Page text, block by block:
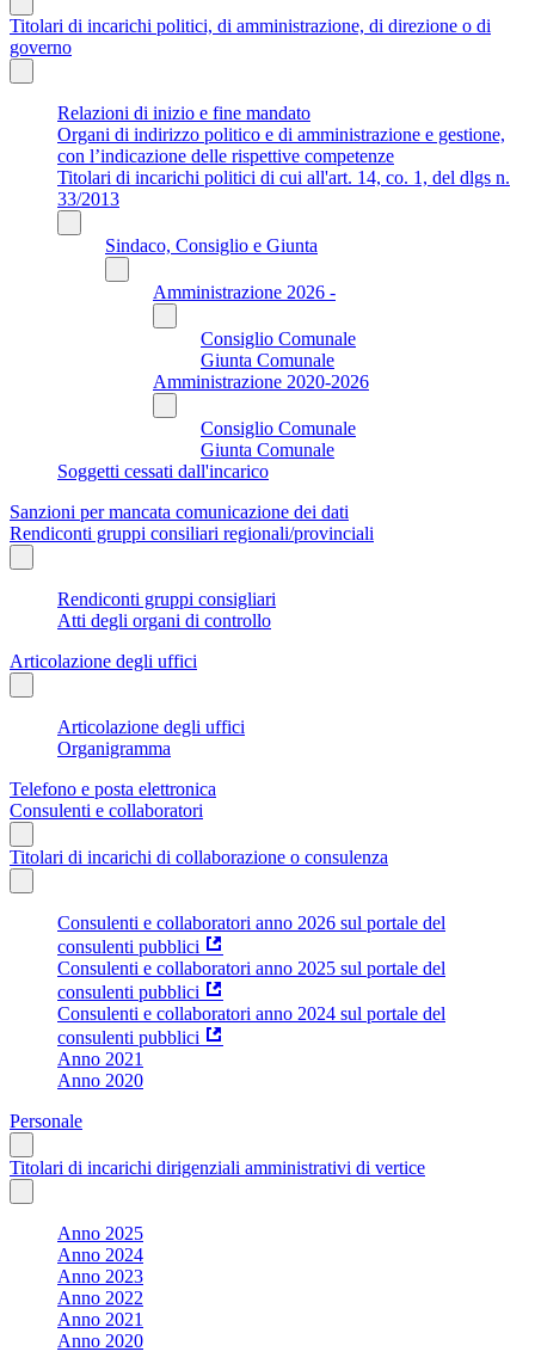
Titolari di incarichi politici, di amministrazione, di direzione o di
governo
Relazioni di inizio e fine mandato
Organi di indirizzo politico e di amministrazione e gestione,
con l’indicazione delle rispettive competenze
Titolari di incarichi politici di cui all'art. 14, co. 1, del dlgs n.
33/2013
Sindaco, Consiglio e Giunta
Amministrazione 2026 -
Consiglio Comunale
Giunta Comunale
Amministrazione 2020-2026
Consiglio Comunale
Giunta Comunale
Soggetti cessati dall'incarico
Sanzioni per mancata comunicazione dei dati
Rendiconti gruppi consiliari regionali/provinciali
Rendiconti gruppi consigliari
Atti degli organi di controllo
Articolazione degli uffici
Articolazione degli uffici
Organigramma
Telefono e posta elettronica
Consulenti e collaboratori
Titolari di incarichi di collaborazione o consulenza
Consulenti e collaboratori anno 2026 sul portale del
consulenti pubblici
Consulenti e collaboratori anno 2025 sul portale del
consulenti pubblici
Consulenti e collaboratori anno 2024 sul portale del
consulenti pubblici
Anno 2021
Anno 2020
Personale
Titolari di incarichi dirigenziali amministrativi di vertice
Anno 2025
Anno 2024
Anno 2023
Anno 2022
Anno 2021
Anno 2020